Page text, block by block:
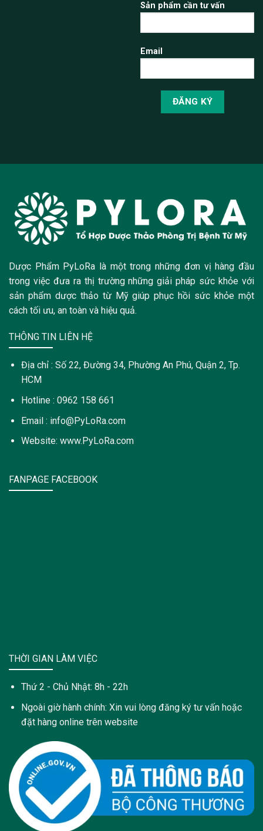
Sản phẩm cần tư vấn
Email
Dược Phẩm PyLoRa là một trong những đơn vị hàng đầu
trong việc đưa ra thị trường những giải pháp sức khỏe với
sản phẩm dược thảo từ Mỹ giúp phục hồi sức khỏe một
cách tối ưu, an toàn và hiệu quả.
THÔNG TIN LIÊN HỆ
Địa chỉ : Số 22, Đường 34, Phường An Phú, Quận 2, Tp.
HCM
Hotline : 0962 158 661
Email : info@PyLoRa.com
Website: www.PyLoRa.com
FANPAGE FACEBOOK
THỜI GIAN LÀM VIỆC
Thứ 2 - Chủ Nhật: 8h - 22h
Ngoài giờ hành chính: Xin vui lòng đăng ký tư vấn hoặc
đặt hàng online trên website